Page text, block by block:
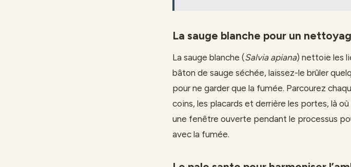
La sauge blanche pour un
La sauge blanche (Salvia apiana) nettoie les
bâton de sauge séchée, laissez-le brûler
pour ne garder que la fumée. Parcourez
coins, les placards et derrière les portes, là
une fenêtre ouverte pendant le processus
avec la fumée.